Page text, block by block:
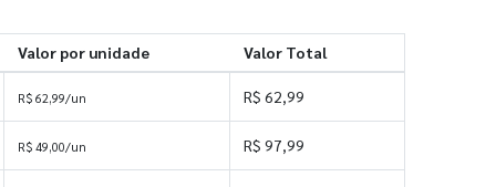
Valor por unidade Valor Total
R$ 62,99/un R$ 62,99
R$ 49,00/un R$ 97,99